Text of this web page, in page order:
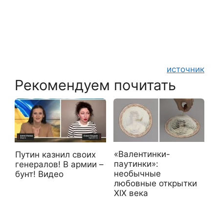
источник
Рекомендуем почитать
Путин казнил своих
генералов! В армии –
бунт! Видео
«Валентинки-
паутинки»:
необычные
любовные открытки
XIX века